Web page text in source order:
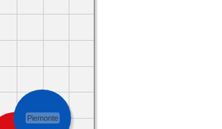
Piemonte